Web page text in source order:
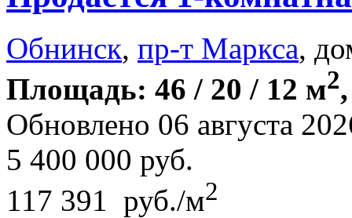
Обнинск, пр-т Маркса,
Площадь: 46 / 20 / 12 м2
Обновлено 06 августа
5 400 000 руб.
117 391 руб./м2